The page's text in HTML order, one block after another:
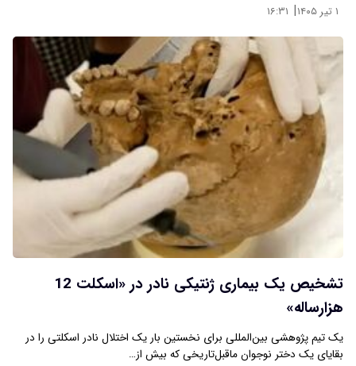
۱ تیر ۱۴۰۵ | ۱۶:۳۱
تشخیص یک بیماری ژنتیکی نادر در «اسکلت 12
هزارساله»
یک تیم پژوهشی بین‌المللی برای نخستین بار یک اختلال نادر اسکلتی را در
بقایای یک دختر نوجوان ماقبل‌تاریخی که بیش از…